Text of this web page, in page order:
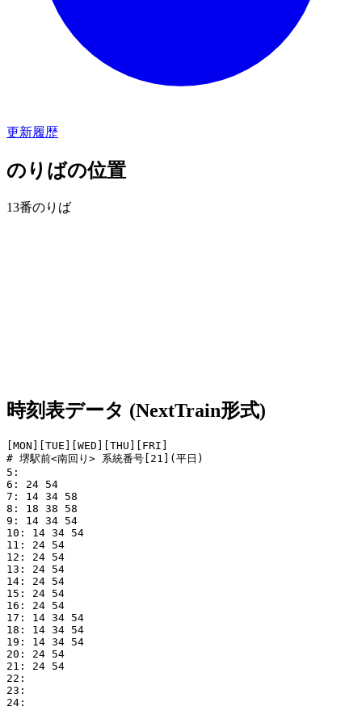
更新履歴
のりばの位置
13番のりば
時刻表データ (NextTrain形式)
[MON][TUE][WED][THU][FRI]
# 堺駅前<南回り> 系統番号[21](平日)
5:
6: 24 54
7: 14 34 58
8: 18 38 58
9: 14 34 54
10: 14 34 54
11: 24 54
12: 24 54
13: 24 54
14: 24 54
15: 24 54
16: 24 54
17: 14 34 54
18: 14 34 54
19: 14 34 54
20: 24 54
21: 24 54
22:
23:
24: